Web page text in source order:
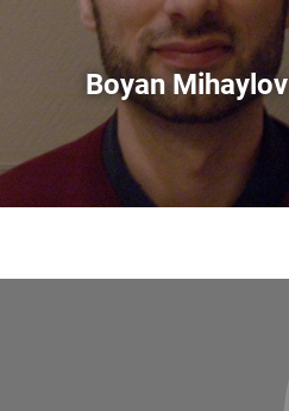
Boyan Mihaylov